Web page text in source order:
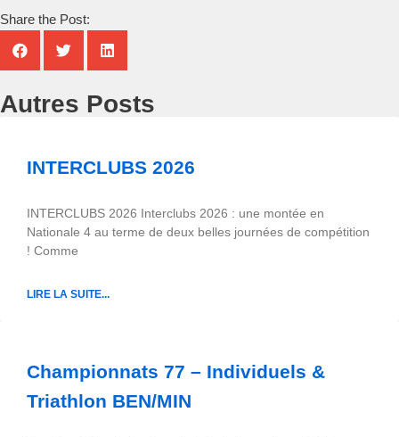
Share the Post:
Autres Posts
INTERCLUBS 2026
INTERCLUBS 2026 Interclubs 2026 : une montée en
Nationale 4 au terme de deux belles journées de compétition
! Comme
LIRE LA SUITE...
Championnats 77 – Individuels &
Triathlon BEN/MIN